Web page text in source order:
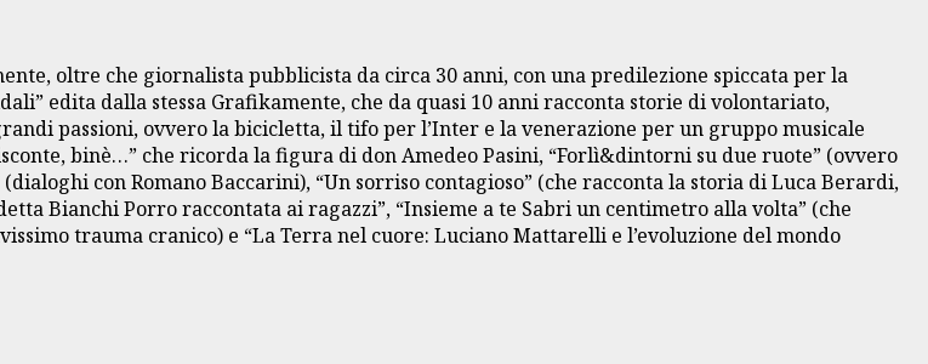
oltre che giornalista pubblicista da circa 30 anni, con una predilezione spiccata per la
edita dalla stessa Grafikamente, che da quasi 10 anni racconta storie di volontariato,
passioni, ovvero la bicicletta, il tifo per l’Inter e la venerazione per un gruppo musicale
binè…” che ricorda la figura di don Amedeo Pasini, “Forlì&dintorni su due ruote” (ovvero
con Romano Baccarini), “Un sorriso contagioso” (che racconta la storia di Luca Berardi,
Bianchi Porro raccontata ai ragazzi”, “Insieme a te Sabri un centimetro alla volta” (che
trauma cranico) e “La Terra nel cuore: Luciano Mattarelli e l’evoluzione del mondo